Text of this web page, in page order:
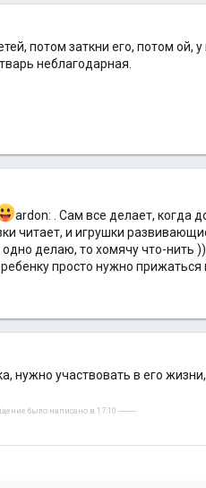
потом заткни его, потом
неблагодарная.
ardon: . Сам все делает, когда
читает, и игрушки
делаю, то хомячу что-
просто нужно
нужно участвовать в его
было написано в 17:10 ----------